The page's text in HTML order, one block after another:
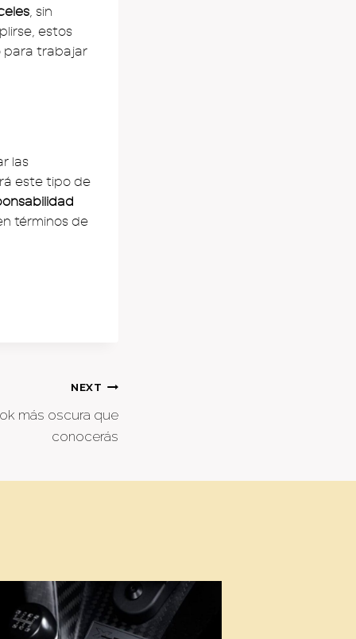
, sin
estos
para trabajar
las
este tipo de
términos de
NEXT
más oscura que
conocerás